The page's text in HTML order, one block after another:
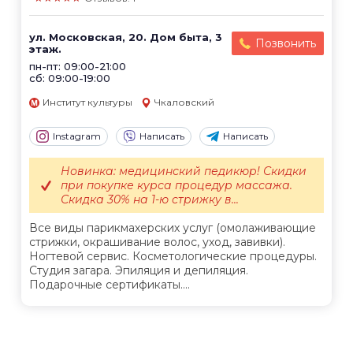
ул. Московская, 20. Дом быта, 3
этаж.
пн-пт: 09:00-21:00
сб: 09:00-19:00
Позвонить
Институт культуры Чкаловский
Instagram Написать Написать
Все виды парикмахерских услуг (омолаживающие
стрижки, окрашивание волос, уход, завивки).
Ногтевой сервис. Косметологические процедуры.
Студия загара. Эпиляция и депиляция.
Подарочные сертификаты....
Новинка: медицинский педикюр! Скидки
при покупке курса процедур массажа.
Скидка 30% на 1-ю стрижку в...